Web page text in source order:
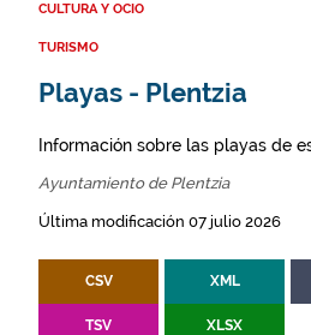
CULTURA Y OCIO
TURISMO
Playas - Plentzia
Información sobre las playas de
Ayuntamiento de Plentzia
Última modificación 07 julio 2026
CSV XML
TSV XLSX